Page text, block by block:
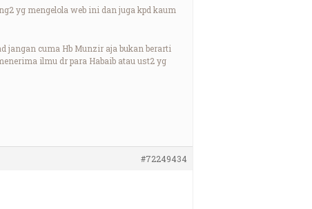
yg mengelola web ini dan juga kpd kaum
jangan cuma Hb Munzir aja bukan berarti
ilmu dr para Habaib atau ust2 yg
#72249434